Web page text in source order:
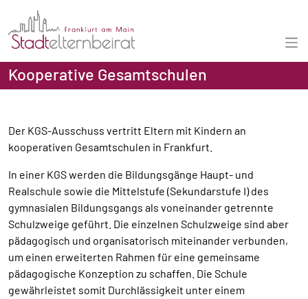
Kooperative Gesamtschulen
Der KGS-Ausschuss vertritt Eltern mit Kindern an
kooperativen Gesamtschulen in Frankfurt.
In einer KGS werden die Bildungsgänge Haupt- und
Realschule sowie die Mittelstufe (Sekundarstufe I) des
gymnasialen Bildungsgangs als voneinander getrennte
Schulzweige geführt. Die einzelnen Schulzweige sind aber
pädagogisch und organisatorisch miteinander verbunden,
um einen erweiterten Rahmen für eine gemeinsame
pädagogische Konzeption zu schaffen. Die Schule
gewährleistet somit Durchlässigkeit unter einem